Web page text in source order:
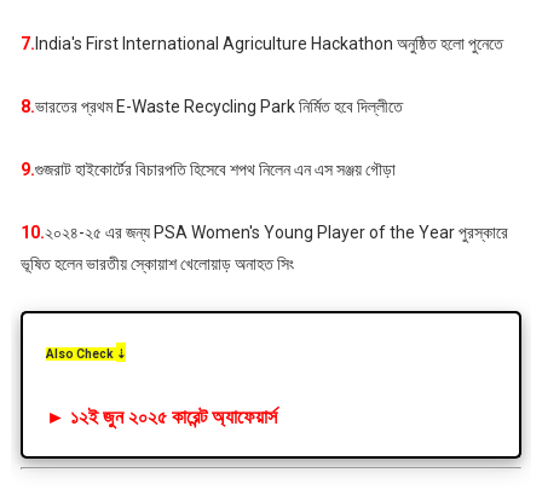
7. India's First International Agriculture Hackathon অনুষ্ঠিত হলো পুনেতে
8.ভারতের প্রথম E-Waste Recycling Park নির্মিত হবে দিল্লীতে
9.গুজরাট হাইকোর্টের বিচারপতি হিসেবে শপথ নিলেন এন এস সঞ্জয় গৌড়া
10.২০২৪-২৫ এর জন্য PSA Women's Young Player of the Year পুরস্কারে
ভূষিত হলেন ভারতীয় স্কোয়াশ খেলোয়াড় অনাহত সিং
Also Check ⇣
► ১২ই জুন২০২৫ কারেন্ট অ্যাফেয়ার্স